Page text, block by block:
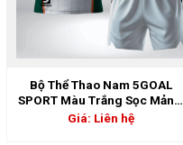
Bộ Thể Thao Nam 5GOAL
SPORT Màu Trắng Sọc Mảnh,
Cổ Trụ Xanh Phối Cam Cá
Giá: Liên hệ